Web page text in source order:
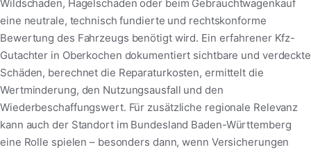
Wildschaden, Hagelschaden oder beim Gebrauchtwagenkauf
eine neutrale, technisch fundierte und rechtskonforme
Bewertung des Fahrzeugs benötigt wird. Ein erfahrener Kfz-
Gutachter in Oberkochen dokumentiert sichtbare und verdeckte
Schäden, berechnet die Reparaturkosten, ermittelt die
Wertminderung, den Nutzungsausfall und den
Wiederbeschaffungswert. Für zusätzliche regionale Relevanz
kann auch der Standort im Bundesland Baden-Württemberg
eine Rolle spielen – besonders dann, wenn Versicherungen